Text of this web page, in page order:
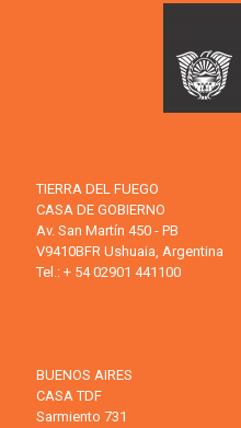
TIERRA DEL FUEGO
CASA DE GOBIERNO
Av. San Martín 450 - PB
V9410BFR Ushuaia, Argentina
Tel.: + 54 02901 441100
BUENOS AIRES
CASA TDF
Sarmiento 731